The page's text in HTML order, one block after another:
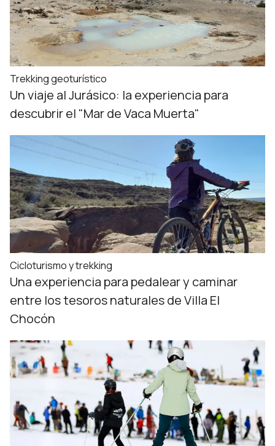
Trekking geoturístico
Un viaje al Jurásico: la experiencia para
descubrir el "Mar de Vaca Muerta"
Cicloturismo y trekking
Una experiencia para pedalear y caminar
entre los tesoros naturales de Villa El
Chocón